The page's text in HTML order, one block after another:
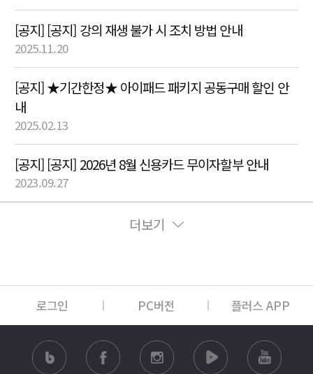
[공지] [공지] 강의 재생 불가 시 조치 방법 안내
2025.11.20
[공지] ★기간한정★ 아이패드 패키지 공동구매 할인 안
내
2025.02.13
[공지] [공지] 2026년 8월 신용카드 무이자할부 안내
2023.09.27
더보기
로그인 PC버전 플러스 APP